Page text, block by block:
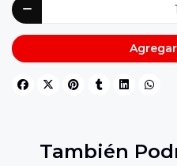
También